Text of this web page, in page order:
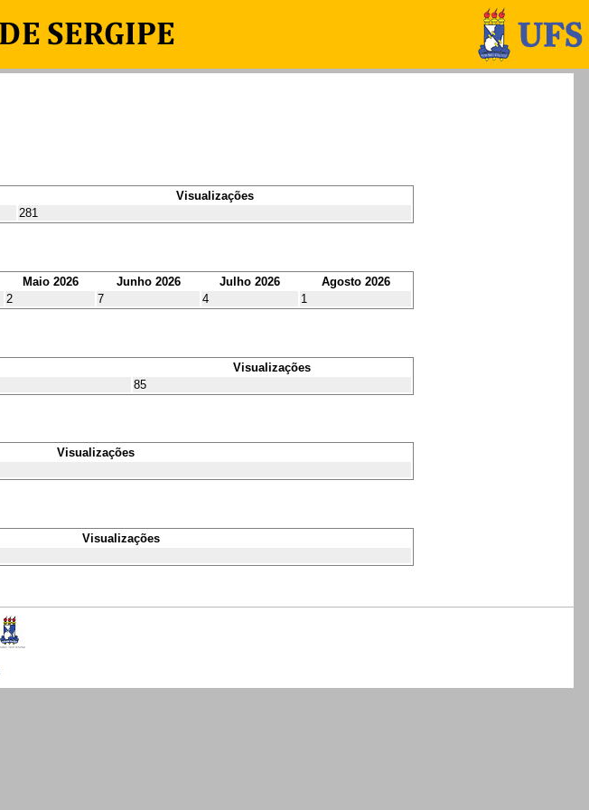
Visualizações
281
Maio 2026 Junho 2026 Julho 2026
Agosto 2026
2 7 4 1
Visualizações
85
Visualizações
Visualizações